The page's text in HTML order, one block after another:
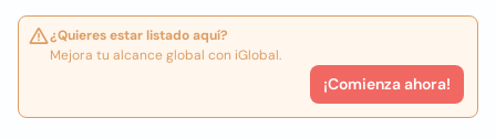
¿Quieres estar listado aquí?
Mejora tu alcance global con iGlobal.
¡Comienza ahora!